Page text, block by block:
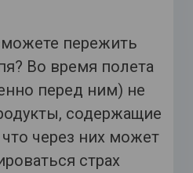
пережить
Во время полета
перед ним) не
содержащие
через них может
страх